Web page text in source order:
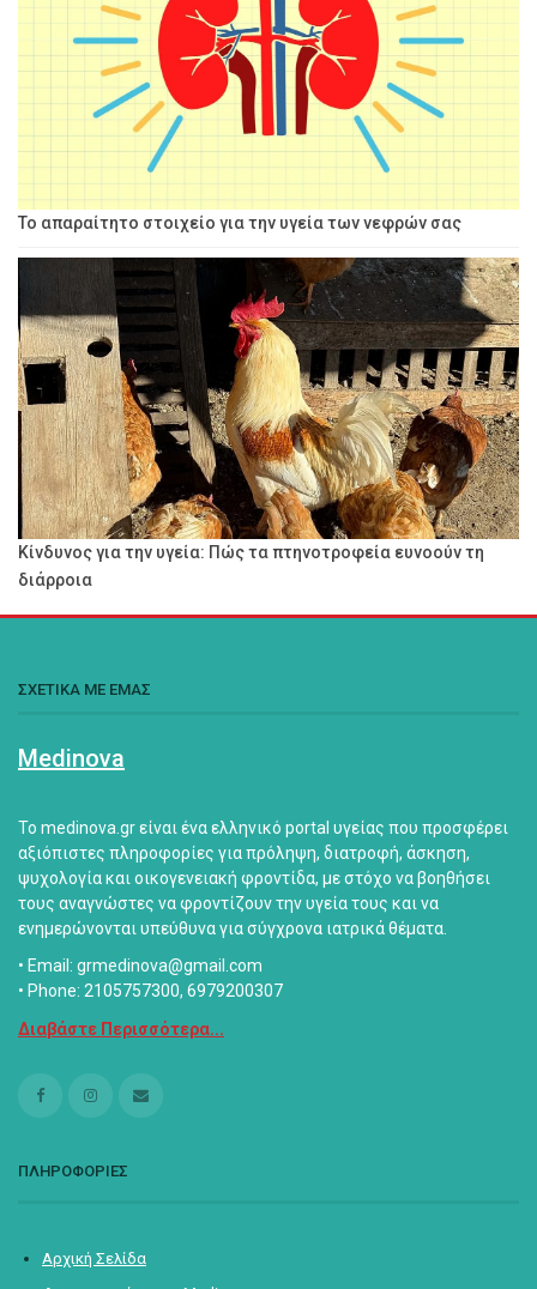
Το απαραίτητο στοιχείο για την υγεία των νεφρών σας
Κίνδυνος για την υγεία: Πώς τα πτηνοτροφεία ευνοούν τη
διάρροια
ΣΧΕΤΙΚΑ ΜΕ ΕΜΑΣ
Medinova
Το medinova.gr είναι ένα ελληνικό portal υγείας που προσφέρει
αξιόπιστες πληροφορίες για πρόληψη, διατροφή, άσκηση,
ψυχολογία και οικογενειακή φροντίδα, με στόχο να βοηθήσει
τους αναγνώστες να φροντίζουν την υγεία τους και να
ενημερώνονται υπεύθυνα για σύγχρονα ιατρικά θέματα.
• Email: grmedinova@gmail.com
• Phone: 2105757300, 6979200307
Διαβάστε Περισσότερα...
ΠΛΗΡΟΦΟΡΙΕΣ
Αρχική Σελίδα